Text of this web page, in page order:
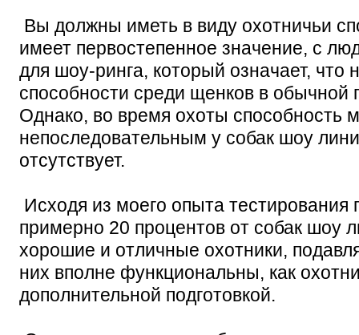
Вы должны иметь в виду охотничьи
имеет первостепенное значение, с
для шоу-ринга, который означает, что
способности среди щенков в обычной
Однако, во время охоты способность
непоследовательным у собак шоу
отсутствует.
Исходя из моего опыта тестирования
примерно 20 процентов от собак шоу
хорошие и отличные охотники,
них вполне функциональны, как
дополнительной подготовкой.